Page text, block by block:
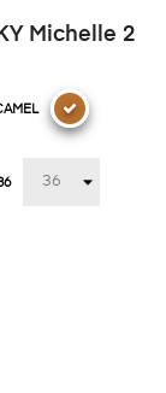
Michelle 2